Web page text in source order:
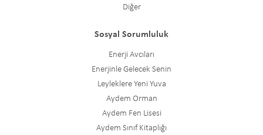
Diğer
Sosyal Sorumluluk
Enerji Avcıları
Enerjinle Gelecek Senin
Leyleklere Yeni Yuva
Aydem Orman
Aydem Fen Lisesi
Aydem Sınıf Kitaplığı